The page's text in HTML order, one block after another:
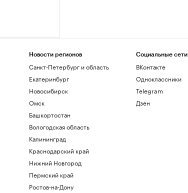
Новости регионов
Санкт-Петербург и область
Екатеринбург
Новосибирск
Омск
Башкортостан
Вологодская область
Калининград
Краснодарский край
Нижний Новгород
Пермский край
Ростов-на-Дону
Социальные сети
ВКонтакте
Одноклассники
Telegram
Дзен